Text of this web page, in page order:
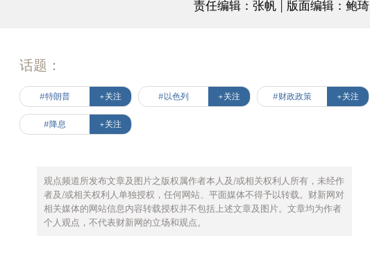
责任编辑：张帆 | 版面编辑：鲍琦
话题：
#特朗普 +关注 #以色列 +关注 #财政政策 +关注
#降息 +关注
观点频道所发布文章及图片之版权属作者本人及/或相关权利人所有，未经作
者及/或相关权利人单独授权，任何网站、平面媒体不得予以转载。财新网对
相关媒体的网站信息内容转载授权并不包括上述文章及图片。文章均为作者
个人观点，不代表财新网的立场和观点。